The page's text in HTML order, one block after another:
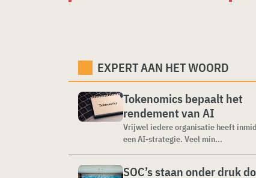
EXPERT AAN HET WOORD
Tokenomics bepaalt het
rendement van AI
Vrijwel iedere organisatie heeft
een AI-strategie. Veel min...
SOC’s staan onder druk